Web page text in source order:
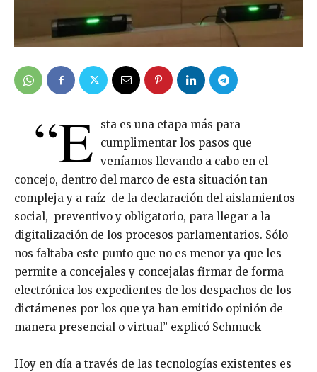
“E
sta es una etapa más para
cumplimentar los pasos que
veníamos llevando a cabo en el
concejo, dentro del marco de esta situación tan
compleja y a raíz de la declaración del aislamientos
social, preventivo y obligatorio, para llegar a la
digitalización de los procesos parlamentarios. Sólo
nos faltaba este punto que no es menor ya que les
permite a concejales y concejalas firmar de forma
electrónica los expedientes de los despachos de los
dictámenes por los que ya han emitido opinión de
manera presencial o virtual” explicó Schmuck
Hoy en día a través de las tecnologías existentes es